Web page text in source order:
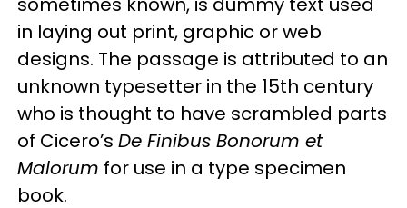
in laying out print, graphic or web
designs. The passage is attributed to an
unknown typesetter in the 15th century
who is thought to have scrambled parts
of Cicero’s De Finibus Bonorum et
Malorum for use in a type specimen
book.